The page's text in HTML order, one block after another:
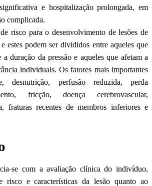
e hospitalização prolongada, em
complicada.
risco para o desenvolvimento de lesões de
estes podem ser divididos entre aqueles que
duração da pressão e aqueles que afetam a
individuais. Os fatores mais importantes
desnutrição, perfusão reduzida, perda
fricção, doença cerebrovascular,
fraturas recentes de membros inferiores e
se com a avaliação clínica do indivíduo,
risco e características da lesão quanto ao